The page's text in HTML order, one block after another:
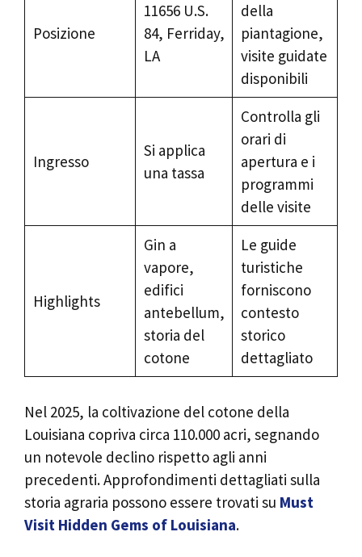
Posizione
11656 U.S.
84, Ferriday,
LA
della
piantagione,
visite guidate
disponibili
Ingresso
Si applica
una tassa
Controlla gli
orari di
apertura e i
programmi
delle visite
Highlights
Gin a
vapore,
edifici
antebellum,
storia del
cotone
Le guide
turistiche
forniscono
contesto
storico
dettagliato
Nel 2025, la coltivazione del cotone della
Louisiana copriva circa 110.000 acri, segnando
un notevole declino rispetto agli anni
precedenti. Approfondimenti dettagliati sulla
storia agraria possono essere trovati su Must
Visit Hidden Gems of Louisiana.